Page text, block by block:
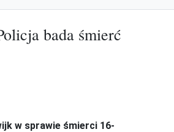
bada śmierć
w sprawie śmierci 16-